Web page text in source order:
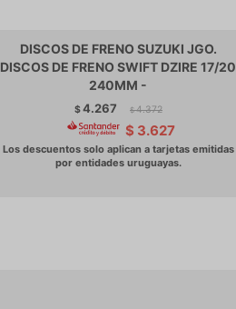
DISCOS DE FRENO SUZUKI JGO.
DISCOS DE FRENO SWIFT DZIRE 17/20
240MM -
$4.267 $ 4.372
$ 3.627